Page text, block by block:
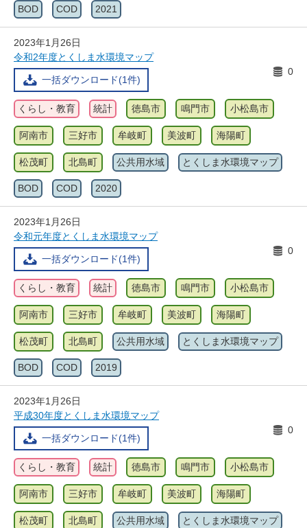
BOD COD 2021
2023年1月26日
令和2年度とくしま水環境マップ
一括ダウンロード(1件)
0
くらし・教育 統計 徳島市 鳴門市 小松島市
阿南市 三好市 牟岐町 美波町 海陽町
松茂町 北島町 公共用水域 とくしま水環境マップ
BOD COD 2020
2023年1月26日
令和元年度とくしま水環境マップ
一括ダウンロード(1件)
0
くらし・教育 統計 徳島市 鳴門市 小松島市
阿南市 三好市 牟岐町 美波町 海陽町
松茂町 北島町 公共用水域 とくしま水環境マップ
BOD COD 2019
2023年1月26日
平成30年度とくしま水環境マップ
一括ダウンロード(1件)
0
くらし・教育 統計 徳島市 鳴門市 小松島市
阿南市 三好市 牟岐町 美波町 海陽町
松茂町 北島町 公共用水域 とくしま水環境マップ